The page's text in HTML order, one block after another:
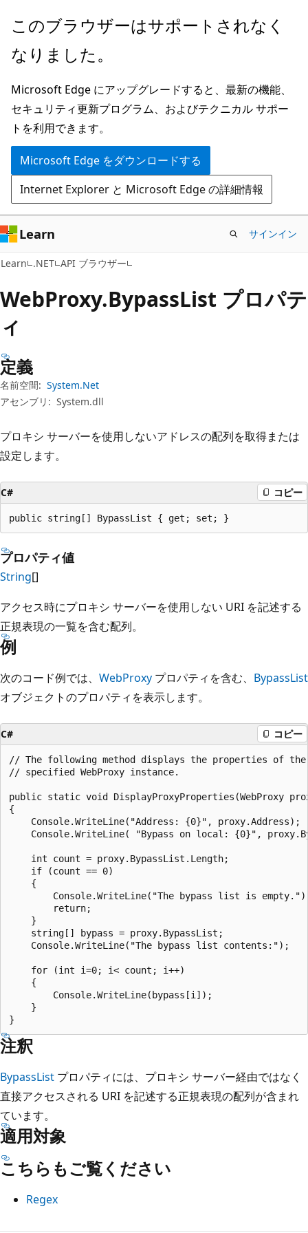
メ
ン
ン
テ
ン
ツ
に
ス
キ
ッ
プ
ペ
ジ
ナ
ビ
ゲ
ー
シ
ョ
ン
に
ス
キ
ッ
プ
このブラウザーはサポートされなく
なりました。
Microsoft Edge にアップグレードすると、最新の機能、
セキュリティ更新プログラム、およびテクニカル サポー
トを利用できます。
Microsoft Edge をダウンロードする
Internet Explorer と Microsoft Edge の詳細情報
Learn サインイン
Learn .NET API ブラウザー
WebProxy.BypassList プロパテ
ィ
定義
名前空間: System.Net
アセンブリ: System.dll
プロキシ サーバーを使用しないアドレスの配列を取得または
設定します。
C# コピー
public string[] BypassList { get; set; }
プロパティ値
String[]
アクセス時にプロキシ サーバーを使用しない URI を記述する
正規表現の一覧を含む配列。
例
次のコード例では、 WebProxy プロパティを含む、 BypassList
オブジェクトのプロパティを表示します。
C# コピー
// The following method displays the properties of the
// specified WebProxy instance.
public static void DisplayProxyProperties(WebProxy
{
    Console.WriteLine("Address: {0}", proxy.Address);
Console.WriteLine( "Bypass on local: {0}",
    int count = proxy.BypassList.Length;
    if (count == 0)
    {
Console.WriteLine("The bypass list is
        return;
    }
    string[] bypass = proxy.BypassList;
    Console.WriteLine("The bypass list contents:");
    for (int i=0; i< count; i++)
    {
        Console.WriteLine(bypass[i]);
    }
注釈
BypassList プロパティには、プロキシ サーバー経由ではなく
直接アクセスされる URI を記述する正規表現の配列が含まれ
ています。
適用対象
こちらもご覧ください
Regex
読